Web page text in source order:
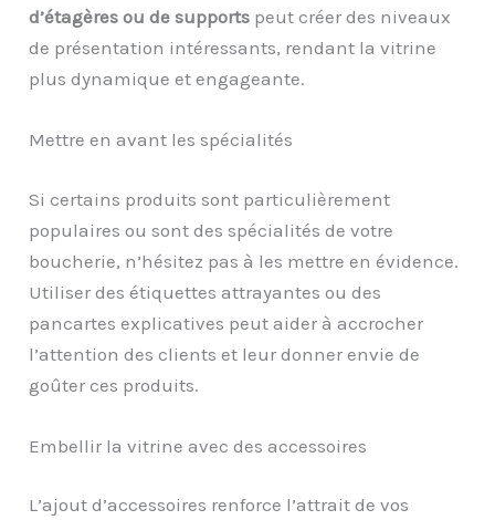
d’étagères ou de supports peut créer des niveaux
de présentation intéressants, rendant la vitrine
plus dynamique et engageante.
Mettre en avant les spécialités
Si certains produits sont particulièrement
populaires ou sont des spécialités de votre
boucherie, n’hésitez pas à les mettre en évidence.
Utiliser des étiquettes attrayantes ou des
pancartes explicatives peut aider à accrocher
l’attention des clients et leur donner envie de
goûter ces produits.
Embellir la vitrine avec des accessoires
L’ajout d’accessoires renforce l’attrait de vos